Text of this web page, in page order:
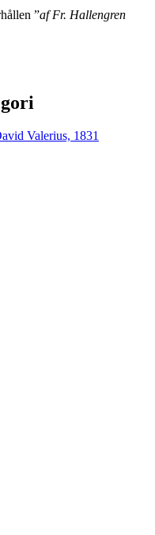
”af Fr. Hallengren
Valerius, 1831